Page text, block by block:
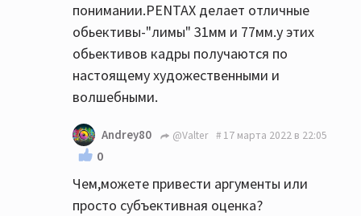
понимании.PENTAX делает отличные
обьективы-"лимы" 31мм и 77мм.у этих
обьективов кадры получаются по
настоящему художественными и
волшебными.
Andrey80 @Valter 17 марта 2022 в 22:05
0
Чем,можете привести аргументы или
просто субъективная оценка?